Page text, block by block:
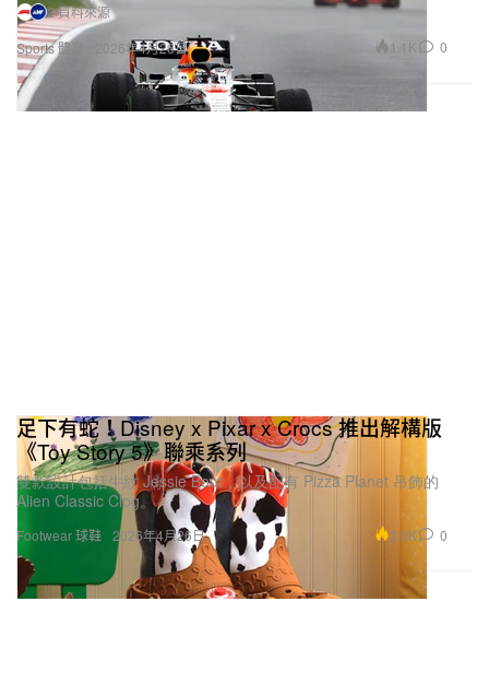
Sports 體育
2 資料來源
2026年4月26日
1.1K 0
Footwear 球鞋
足下有蛇！Disney x Pixar x Crocs 推出解構版
《Toy Story 5》聯乘系列
雙款設計包括牛紋 Jessie Boot，以及配有 Pizza Planet 吊飾的
Alien Classic Clog。
2026年4月26日 3.6K 0